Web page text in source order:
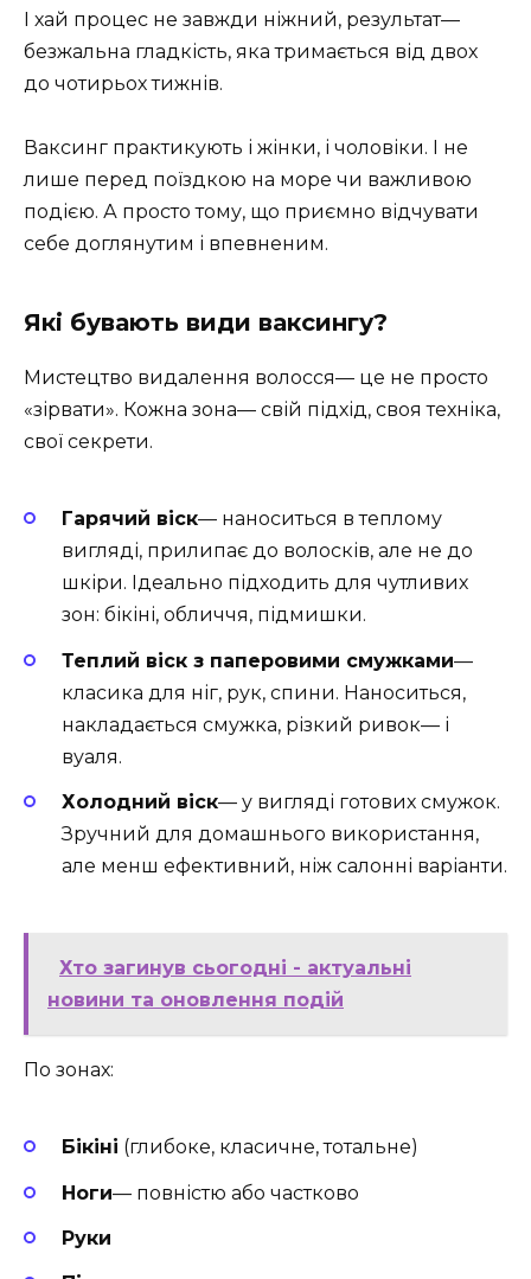
І хай процес не завжди ніжний, результат—
безжальна гладкість, яка тримається від двох
до чотирьох тижнів.
Ваксинг практикують і жінки, і чоловіки. І не
лише перед поїздкою на море чи важливою
подією. А просто тому, що приємно відчувати
себе доглянутим і впевненим.
Які бувають види ваксингу?
Мистецтво видалення волосся— це не просто
«зірвати». Кожна зона— свій підхід, своя техніка,
свої секрети.
Гарячий віск— наноситься в теплому
вигляді, прилипає до волосків, але не до
шкіри. Ідеально підходить для чутливих
зон: бікіні, обличчя, підмишки.
Теплий віск з паперовими смужками—
класика для ніг, рук, спини. Наноситься,
накладається смужка, різкий ривок— і
вуаля.
Холодний віск— у вигляді готових смужок.
Зручний для домашнього використання,
але менш ефективний, ніж салонні варіанти.
Хто загинув сьогодні - актуальні
новини та оновлення подій
По зонах:
Бікіні (глибоке, класичне, тотальне)
Ноги— повністю або частково
Руки